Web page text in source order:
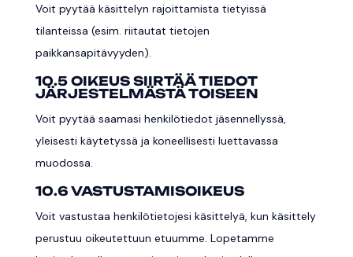
Voit pyytää käsittelyn rajoittamista tietyissä
tilanteissa (esim. riitautat tietojen
paikkansapitävyyden).
10.5 OIKEUS SIIRTÄÄ TIEDOT
JÄRJESTELMÄSTÄ TOISEEN
Voit pyytää saamasi henkilötiedot jäsennellyssä,
yleisesti käytetyssä ja koneellisesti luettavassa
muodossa.
10.6 VASTUSTAMISOIKEUS
Voit vastustaa henkilötietojesi käsittelyä, kun käsittely
perustuu oikeutettuun etuumme. Lopetamme